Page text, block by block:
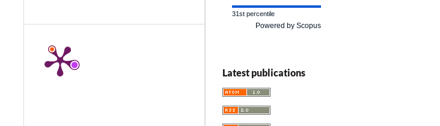
31st percentile
Powered by Scopus
Latest publications